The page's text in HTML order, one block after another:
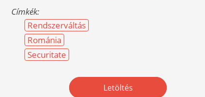
Címkék:
Rendszerváltás
Románia
Securitate
Letöltés